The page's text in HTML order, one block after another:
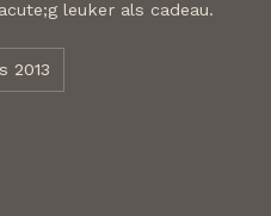
leuker als cadeau.
2013